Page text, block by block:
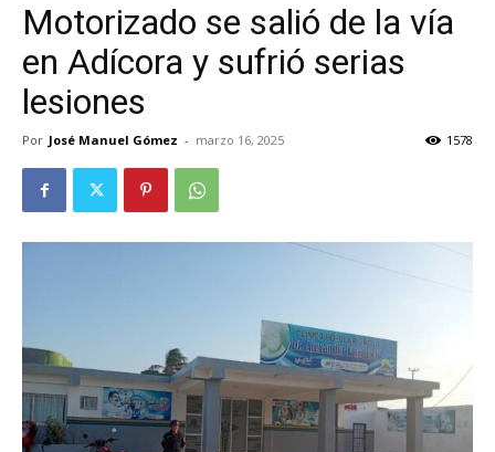
Motorizado se salió de la vía
en Adícora y sufrió serias
lesiones
Por José Manuel Gómez - marzo 16, 2025 1578